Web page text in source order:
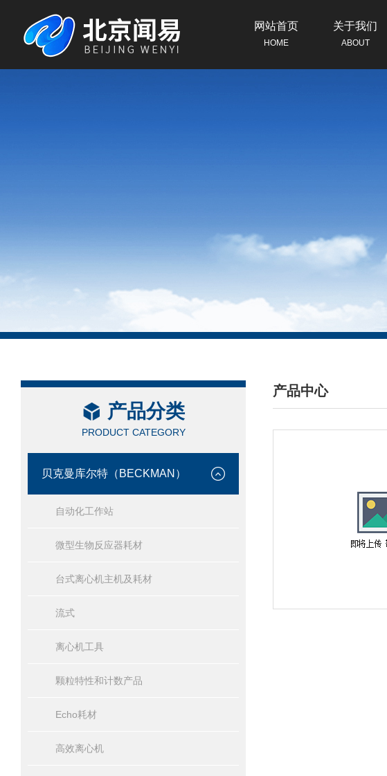
网站首页
HOME
关于我们
ABOUT
产品分类
PRODUCT CATEGORY
贝克曼库尔特（BECKMAN）
自动化工作站
微型生物反应器耗材
台式离心机主机及耗材
流式
离心机工具
颗粒特性和计数产品
Echo耗材
高效离心机
产品中心
/ PRODUCTS CENTER